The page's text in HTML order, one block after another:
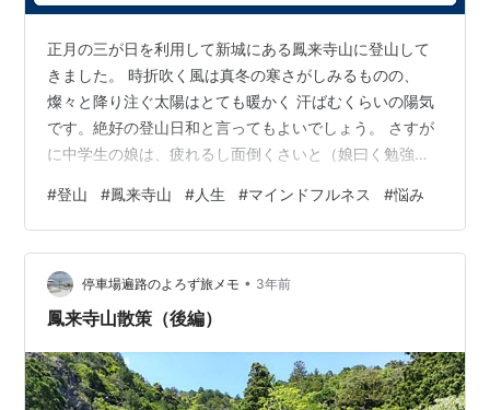
正月の三が日を利用して新城にある鳳来寺山に登山して
きました。 時折吹く風は真冬の寒さがしみるものの、
燦々と降り注ぐ太陽はとても暖かく 汗ばむくらいの陽気
です。絶好の登山日和と言ってもよいでしょう。 さすが
に中学生の娘は、疲れるし面倒くさいと（娘曰く勉強が
と二人で登山デートしました。 去年はあまり登山できな
かったので、今年こそは頑張って毎月登ろうと計画 して
います。いきなり上級者向けのコースは体が悲鳴を上げ
ると思い、 鳳来寺山を選んだのは正解でした。途中のゲ
ートウェイに駐車すれば、 登頂、下山で３時間くらいし
#登山 #鳳来寺山 #人生 #マインドフルネス #悩み
停車場遍路のよろず旅メモ • 3年前
鳳来寺山散策（後編）